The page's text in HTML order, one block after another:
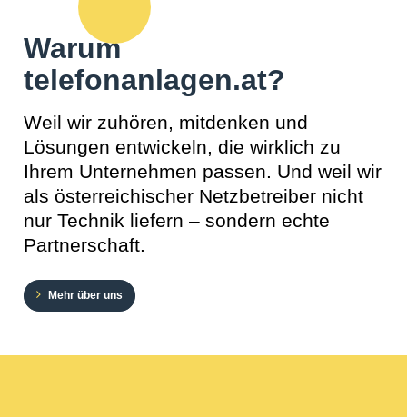
Warum
telefonanlagen.at?
Weil wir zuhören, mitdenken und
Lösungen entwickeln, die wirklich zu
Ihrem Unternehmen passen. Und weil wir
als österreichischer Netzbetreiber nicht
nur Technik liefern – sondern echte
Partnerschaft.
Mehr über uns